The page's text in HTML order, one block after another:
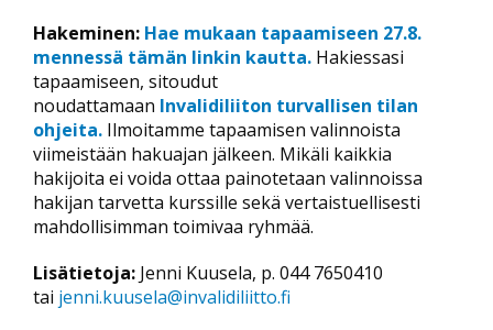
Hakeminen: Hae mukaan tapaamiseen 27.8.
mennessä tämän linkin kautta. Hakiessasi
tapaamiseen, sitoudut
noudattamaan Invalidiliiton turvallisen tilan
ohjeita. Ilmoitamme tapaamisen valinnoista
viimeistään hakuajan jälkeen. Mikäli kaikkia
hakijoita ei voida ottaa painotetaan valinnoissa
hakijan tarvetta kurssille sekä vertaistuellisesti
mahdollisimman toimivaa ryhmää.
Lisätietoja: Jenni Kuusela, p. 044 7650410
tai jenni.kuusela@invalidiliitto.fi